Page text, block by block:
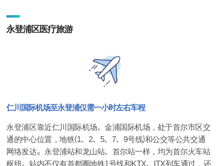
永登浦区医疗旅游
仁川国际机场至永登浦仅需一小时左右车程
永登浦区靠近仁川国际机场、金浦国际机场，处于首尔市区交
通的中心位置，地铁（1、2、5、7、9号线）和公交等公共交通
网络发达。永登浦站和龙山站、首尔站一样，均为首尔火车站
枢纽。站内不仅有首都圈地铁1号线和KTX、ITX列车通过，还